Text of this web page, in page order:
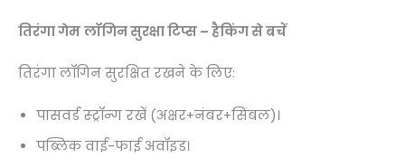
तिरंगा गेम लॉगिन सुरक्षा टिप्स – हैकिंग से बचें
तिरंगा लॉगिन सुरक्षित रखने के लिए:
पासवर्ड स्ट्रॉन्ग रखें (अक्षर+नंबर+सिंबल)।
पब्लिक वाई-फाई अवॉइड।